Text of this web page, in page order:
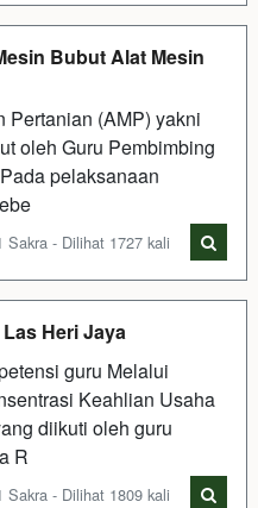
Bubut Alat Mesin
Pertanian (AMP) yakni
oleh Guru Pembimbing
pelaksanaan
- Dilihat 1727 kali
Heri Jaya
guru Melalui
Keahlian Usaha
diikuti oleh guru
R
- Dilihat 1809 kali